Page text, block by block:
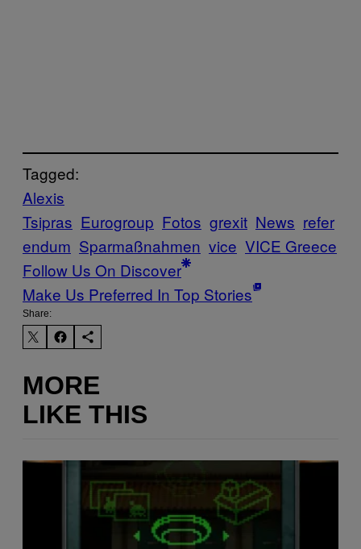
Tagged:
Alexis
Tsipras Eurogroup Fotos grexit News refer
endum Sparmaßnahmen vice VICE Greece
Follow Us On Discover
Make Us Preferred In Top Stories
Share:
MORE
LIKE THIS